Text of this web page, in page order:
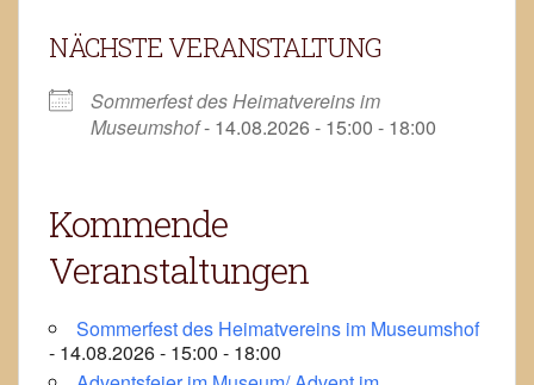
NÄCHSTE VERANSTALTUNG
Sommerfest des Heimatvereins im
Museumshof- 14.08.2026 - 15:00 - 18:00
Kommende
Veranstaltungen
Sommerfest des Heimatvereins im Museumshof
- 14.08.2026 - 15:00 - 18:00